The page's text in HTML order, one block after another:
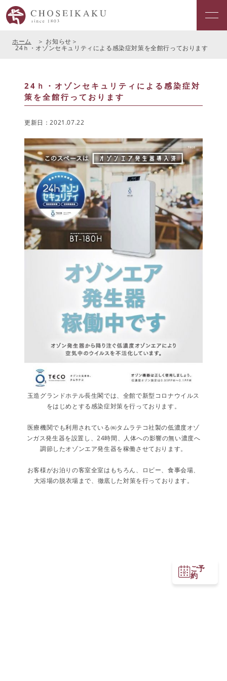
ご予
約
ホーム お知らせ
24ｈ・オゾンセキュリティによる感染症対策を全館行っております
24ｈ・オゾンセキュリティによる感染症対
策を全館行っております
更新日：2021.07.22
玉造グランドホテル長生閣では、全館で新型コロナウイルス
をはじめとする感染症対策を行っております。
医療機関でも利用されている㈱タムラテコ社製の低濃度オゾ
ンガス発生器を設置し、24時間、人体への影響の無い濃度へ
調節したオゾンエア発生器を稼働させております。
お客様がお泊りの客室全室はもちろん、ロビー、食事会場、
大浴場の脱衣場まで、徹底した対策を行っております。